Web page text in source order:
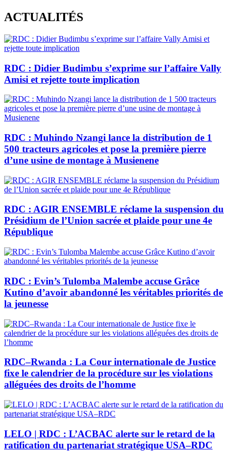
Skip
to
content
ACTUALITÉS
RDC : Didier Budimbu s’exprime sur l’affaire Vally
Amisi et rejette toute implication
RDC : Muhindo Nzangi lance la distribution de 1
500 tracteurs agricoles et pose la première pierre
d’une usine de montage à Musienene
RDC : AGIR ENSEMBLE réclame la suspension du
Présidium de l’Union sacrée et plaide pour une 4e
République
RDC : Evin’s Tulomba Malembe accuse Grâce
Kutino d’avoir abandonné les véritables priorités de
la jeunesse
RDC–Rwanda : La Cour internationale de Justice
fixe le calendrier de la procédure sur les violations
alléguées des droits de l’homme
LELO | RDC : L’ACBAC alerte sur le retard de la
ratification du partenariat stratégique USA–RDC